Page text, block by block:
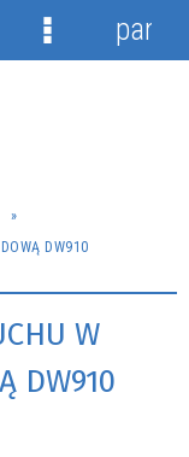
DW910
W
DW910
Menu
panel